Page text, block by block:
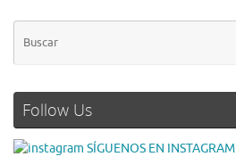
Follow Us
SÍGUENOS EN INSTAGRAM